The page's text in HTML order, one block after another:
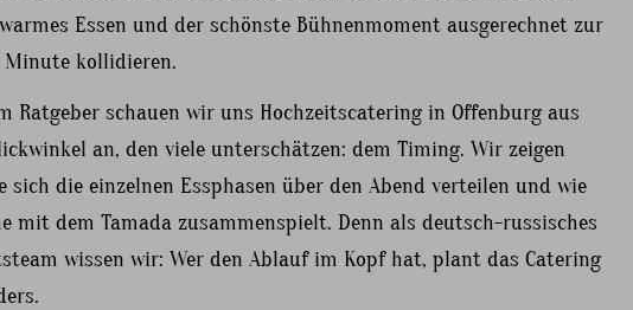
Essen und der schönste Bühnenmoment ausgerechnet zur
Minute kollidieren.
Ratgeber schauen wir uns Hochzeitscatering in Offenburg aus
an, den viele unterschätzen: dem Timing. Wir zeigen
sich die einzelnen Essphasen über den Abend verteilen und wie
mit dem Tamada zusammenspielt. Denn als deutsch-russisches
wissen wir: Wer den Ablauf im Kopf hat, plant das Catering